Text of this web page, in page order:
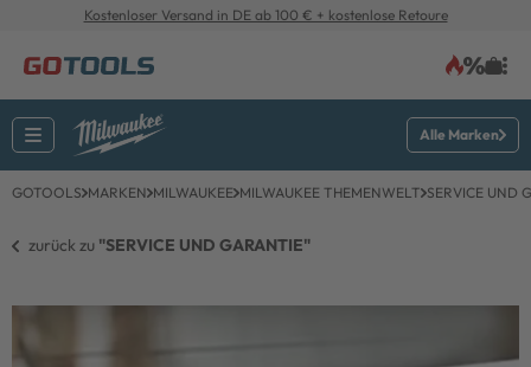
Kostenloser Versand in DE ab 100 € + kostenlose Retoure
Alle Marken
GOTOOLS MARKEN MILWAUKEE MILWAUKEE THEMENWELT SERVICE UND
zurück zu "SERVICE UND GARANTIE"